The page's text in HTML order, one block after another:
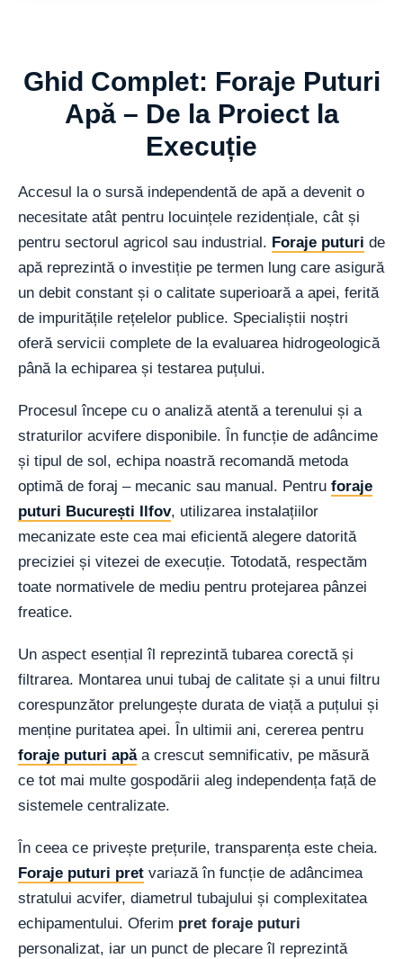
Ghid Complet: Foraje Puturi
Apă – De la Proiect la
Execuție
Accesul la o sursă independentă de apă a devenit o
necesitate atât pentru locuințele rezidențiale, cât și
pentru sectorul agricol sau industrial. Foraje puturi de
apă reprezintă o investiție pe termen lung care asigură
un debit constant și o calitate superioară a apei, ferită
de impuritățile rețelelor publice. Specialiștii noștri
oferă servicii complete de la evaluarea hidrogeologică
până la echiparea și testarea puțului.
Procesul începe cu o analiză atentă a terenului și a
straturilor acvifere disponibile. În funcție de adâncime
și tipul de sol, echipa noastră recomandă metoda
optimă de foraj – mecanic sau manual. Pentru foraje
puturi București Ilfov, utilizarea instalațiilor
mecanizate este cea mai eficientă alegere datorită
preciziei și vitezei de execuție. Totodată, respectăm
toate normativele de mediu pentru protejarea pânzei
freatice.
Un aspect esențial îl reprezintă tubarea corectă și
filtrarea. Montarea unui tubaj de calitate și a unui filtru
corespunzător prelungește durata de viață a puțului și
menține puritatea apei. În ultimii ani, cererea pentru
foraje puturi apăa crescut semnificativ, pe măsură
ce tot mai multe gospodării aleg independența față de
sistemele centralizate.
În ceea ce privește prețurile, transparența este cheia.
Foraje puturi pret variază în funcție de adâncimea
stratului acvifer, diametrul tubajului și complexitatea
echipamentului. Oferim pret foraje puturi
personalizat, iar un punct de plecare îl reprezintă